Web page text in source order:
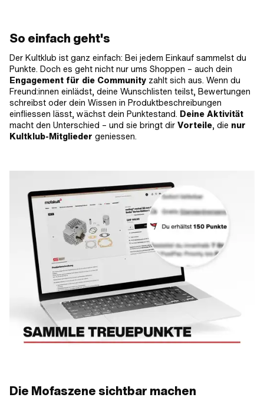
So einfach geht's
Der Kultklub ist ganz einfach: Bei jedem Einkauf sammelst du
Punkte. Doch es geht nicht nur ums Shoppen – auch dein
Engagement für die Community zahlt sich aus. Wenn du
Freund:innen einlädst, deine Wunschlisten teilst, Bewertungen
schreibst oder dein Wissen in Produktbeschreibungen
einfliessen lässt, wächst dein Punktestand. Deine Aktivität
macht den Unterschied – und sie bringt dir Vorteile, die nur
Kultklub-Mitglieder geniessen.
Die Mofaszene sichtbar machen